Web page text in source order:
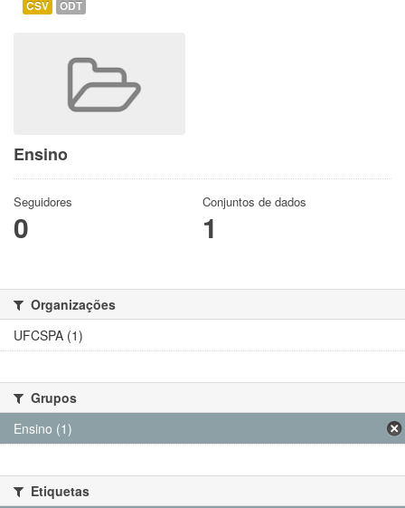
CSV ODT
Ensino
Seguidores
0
Conjuntos de dados
1
Organizações
UFCSPA (1)
Grupos
Ensino (1)
Etiquetas